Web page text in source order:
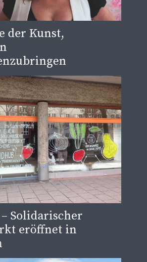
der Kunst,
Solidarischer
eröffnet in